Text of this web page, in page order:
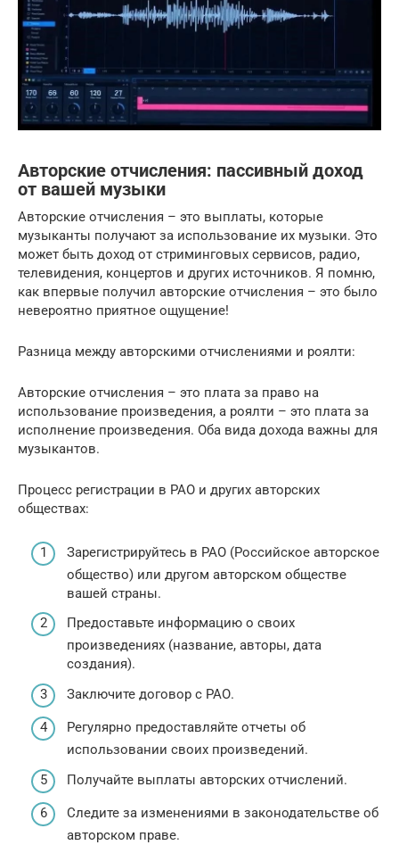
Авторские отчисления: пассивный доход
от вашей музыки
Авторские отчисления – это выплаты, которые
музыканты получают за использование их музыки. Это
может быть доход от стриминговых сервисов, радио,
телевидения, концертов и других источников. Я помню,
как впервые получил авторские отчисления – это было
невероятно приятное ощущение!
Разница между авторскими отчислениями и роялти:
Авторские отчисления – это плата за право на
использование произведения, а роялти – это плата за
исполнение произведения. Оба вида дохода важны для
музыкантов.
Процесс регистрации в РАО и других авторских
обществах:
Зарегистрируйтесь в РАО (Российское авторское
общество) или другом авторском обществе
вашей страны.
Предоставьте информацию о своих
произведениях (название, авторы, дата
создания).
Заключите договор с РАО.
Регулярно предоставляйте отчеты об
использовании своих произведений.
Получайте выплаты авторских отчислений.
Следите за изменениями в законодательстве об
авторском праве.